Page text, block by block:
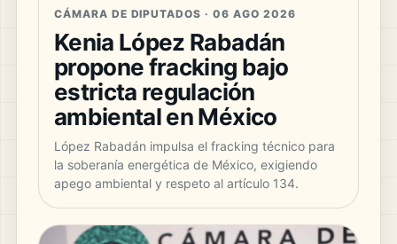
CÁMARA DE DIPUTADOS · 06 AGO 2026
Kenia López Rabadán
propone fracking bajo
estricta regulación
ambiental en México
López Rabadán impulsa el fracking técnico para
la soberanía energética de México, exigiendo
apego ambiental y respeto al artículo 134.